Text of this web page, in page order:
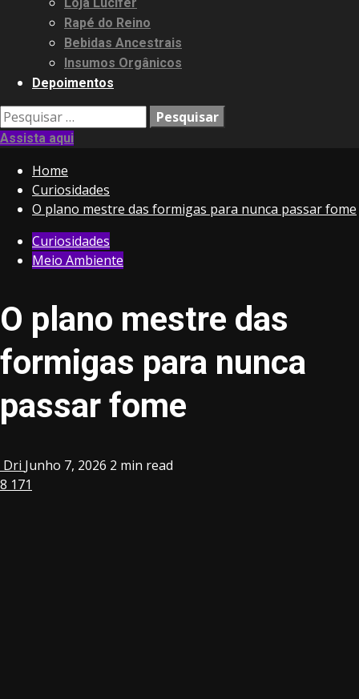
Rapé do Reino
Bebidas Ancestrais
Insumos Orgânicos
Depoimentos
Pesquisar
por:
Assista aqui
Home
Curiosidades
O plano mestre das formigas para nunca passar fome
Curiosidades
Meio Ambiente
O plano mestre das
formigas para nunca
passar fome
Dri Junho 7, 2026 2 min read
8 171